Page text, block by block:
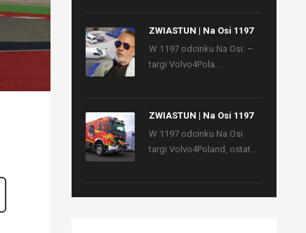
ZWIASTUN | Na Osi 1197
W 1197 odcinku Na Osi: –
targi Volvo4Pola...
ZWIASTUN | Na Osi 1197
W 1197 odcinku Na Osi
targi Volvo4Poland, ostat...